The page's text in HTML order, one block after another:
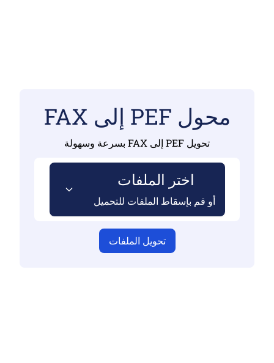
محول PEF إلى FAX
تحويل PEF إلى FAX بسرعة وسهولة
اختر الملفات
أو قم بإسقاط الملفات للتحميل
تحويل الملفات